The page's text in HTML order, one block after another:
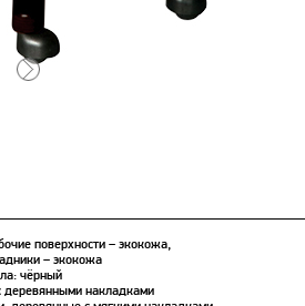
поверхности – экокожа,
– экокожа
чёрный
деревянными накладками